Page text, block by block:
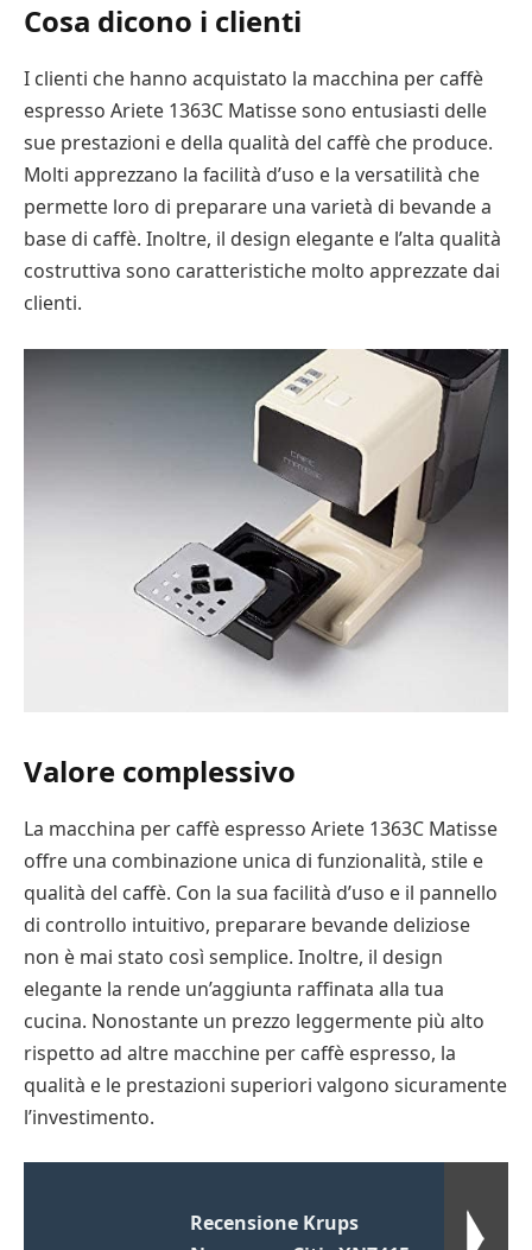
Cosa dicono i clienti
I clienti che hanno acquistato la macchina per caffè
espresso Ariete 1363C Matisse sono entusiasti delle
sue prestazioni e della qualità del caffè che produce.
Molti apprezzano la facilità d’uso e la versatilità che
permette loro di preparare una varietà di bevande a
base di caffè. Inoltre, il design elegante e l’alta qualità
costruttiva sono caratteristiche molto apprezzate dai
clienti.
Valore complessivo
La macchina per caffè espresso Ariete 1363C Matisse
offre una combinazione unica di funzionalità, stile e
qualità del caffè. Con la sua facilità d’uso e il pannello
di controllo intuitivo, preparare bevande deliziose
non è mai stato così semplice. Inoltre, il design
elegante la rende un’aggiunta raffinata alla tua
cucina. Nonostante un prezzo leggermente più alto
rispetto ad altre macchine per caffè espresso, la
qualità e le prestazioni superiori valgono sicuramente
l’investimento.
Recensione Krups